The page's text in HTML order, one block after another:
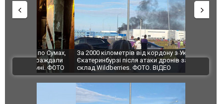
За 2000 кілометрів від кордону з Україною: в
Єкатеринбурзі після атаки дронів загорівся
склад Wildberries. ФОТО. ВІДЕО
"Мої
ВІДЕО